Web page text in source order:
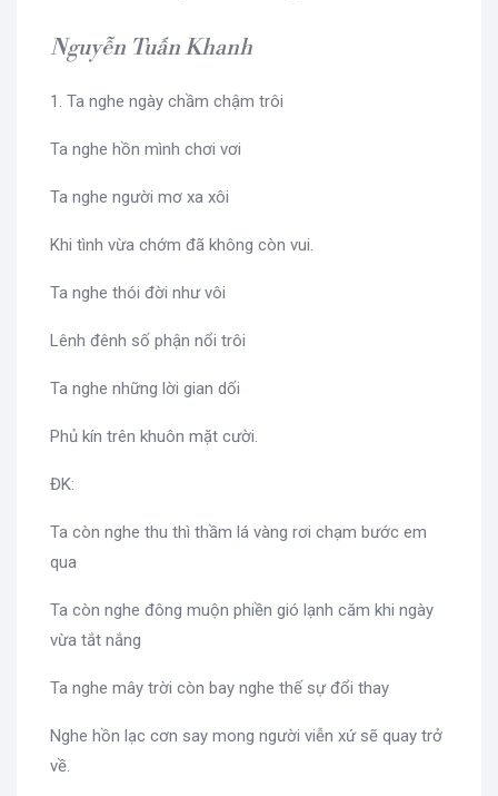
Nguyễn Tuấn Khanh
1. Ta nghe ngày chầm chậm trôi
Ta nghe hồn mình chơi vơi
Ta nghe người mơ xa xôi
Khi tình vừa chớm đã không còn vui.
Ta nghe thói đời như vôi
Lênh đênh số phận nổi trôi
Ta nghe những lời gian dối
Phủ kín trên khuôn mặt cười.
ĐK:
Ta còn nghe thu thì thầm lá vàng rơi chạm bước em
qua
Ta còn nghe đông muộn phiền gió lạnh căm khi ngày
vừa tắt nắng
Ta nghe mây trời còn bay nghe thế sự đổi thay
Nghe hồn lạc cơn say mong người viễn xứ sẽ quay trở
về.